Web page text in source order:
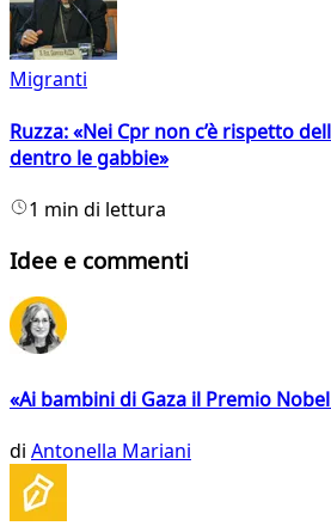
Migranti
Ruzza: «Nei Cpr non c’è rispetto
dentro le gabbie»
1 min di lettura
Idee e commenti
«Ai bambini di Gaza il Premio
di Antonella Mariani